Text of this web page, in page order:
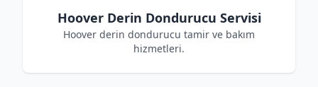
Hoover Derin Dondurucu Servisi
Hoover derin dondurucu tamir ve bakım
hizmetleri.